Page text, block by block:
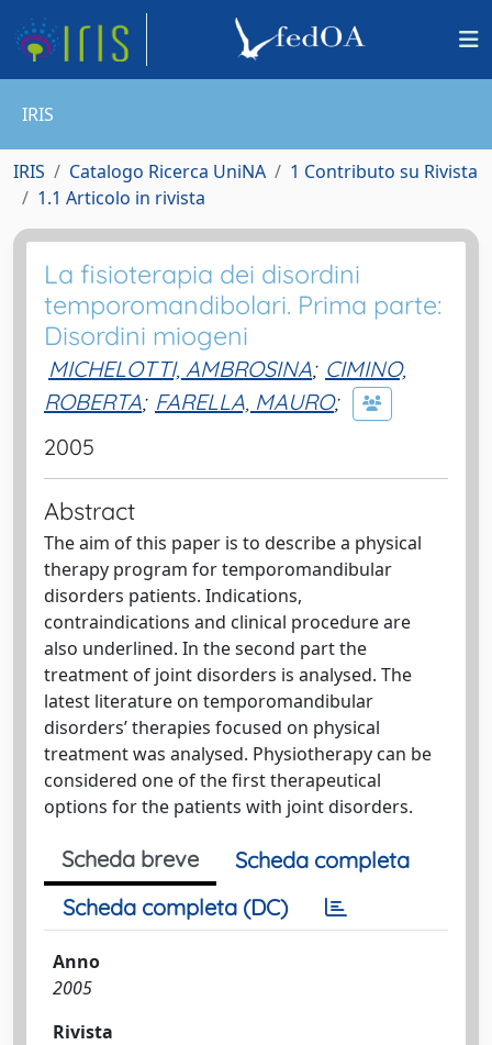
IRIS
IRIS Catalogo Ricerca UniNA
1 Contributo su Rivista
1.1 Articolo in rivista
La fisioterapia dei disordini
temporomandibolari. Prima parte:
Disordini miogeni
MICHELOTTI, AMBROSINA; CIMINO,
ROBERTA; FARELLA, MAURO;
2005
Abstract
The aim of this paper is to describe a physical
therapy program for temporomandibular
disorders patients. Indications,
contraindications and clinical procedure are
also underlined. In the second part the
treatment of joint disorders is analysed. The
latest literature on temporomandibular
disorders’ therapies focused on physical
treatment was analysed. Physiotherapy can be
considered one of the first therapeutical
options for the patients with joint disorders.
Scheda breve
Scheda completa
Scheda completa (DC)
Anno
2005
Rivista